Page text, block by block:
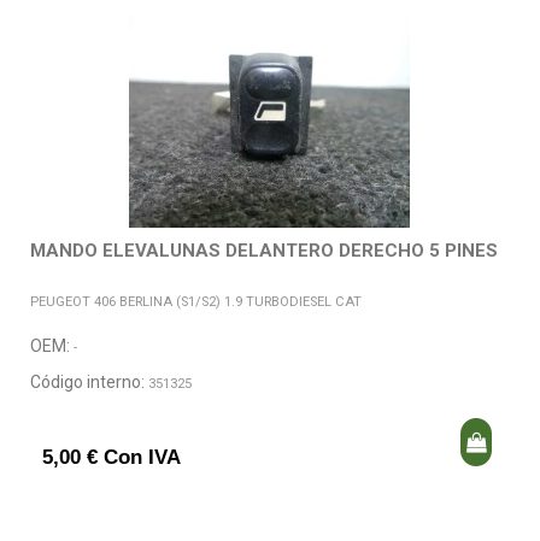
MANDO ELEVALUNAS DELANTERO DERECHO 5 PINES
PEUGEOT 406 BERLINA (S1/S2) 1.9 TURBODIESEL CAT
OEM: -
Código interno: 351325
5,00 € Con IVA